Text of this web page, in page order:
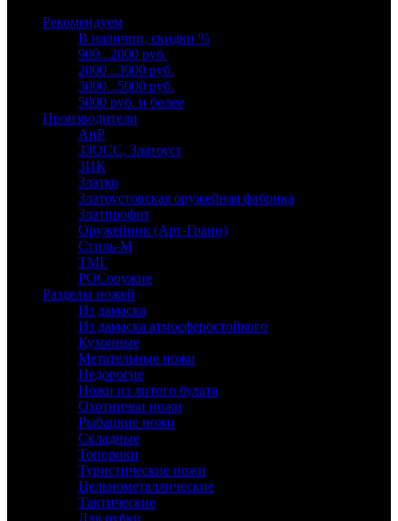
Рекомендуем
В наличии, скидки %
900...2000 руб.
2000...3000 руб.
3000...5000 руб.
5000 руб. и более
Производители
АиР
ЗЗОСС, Златоуст
ЗИК
Златко
Златоустовская оружейная фабрика
Златпрофит
Оружейник (Арт-Грани)
Стиль-М
ТМГ
РОСоружие
Разделы ножей
Из дамаска
Из дамаска атмосферостойкого
Кухонные
Метательные ножи
Недорогие
Ножи из литого булата
Охотничьи ножи
Рыбацкие ножи
Складные
Топорики
Туристические ножи
Цельнометаллические
Тактические
Для рубки